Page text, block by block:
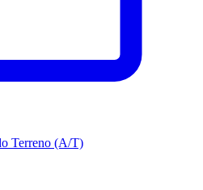
Terreno (A/T)